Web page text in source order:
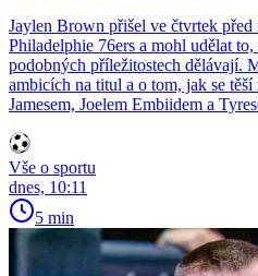
Jaylen Brown přišel ve čtvrtek
Philadelphie 76ers a mohl udělat
podobných příležitostech dělávají.
ambicích na titul a o tom, jak se
Jamesem, Joelem Embiidem a
Vše o sportu
dnes, 10:11
5 min